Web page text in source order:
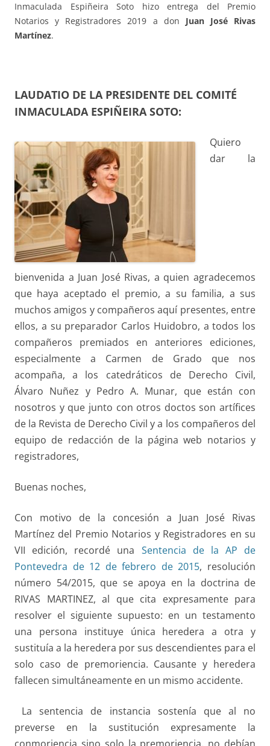
Inmaculada Espiñeira Soto hizo entrega del Premio
Notarios y Registradores 2019 a don Juan José Rivas
Martínez.
LAUDATIO DE LA PRESIDENTE DEL COMITÉ
INMACULADA ESPIÑEIRA SOTO:
Quiero
dar la
bienvenida a Juan José Rivas, a quien agradecemos
que haya aceptado el premio, a su familia, a sus
muchos amigos y compañeros aquí presentes, entre
ellos, a su preparador Carlos Huidobro, a todos los
compañeros premiados en anteriores ediciones,
especialmente a Carmen de Grado que nos
acompaña, a los catedráticos de Derecho Civil,
Álvaro Nuñez y Pedro A. Munar, que están con
nosotros y que junto con otros doctos son artífices
de la Revista de Derecho Civil y a los compañeros del
equipo de redacción de la página web notarios y
registradores,
Buenas noches,
Con motivo de la concesión a Juan José Rivas
Martínez del Premio Notarios y Registradores en su
VII edición, recordé una Sentencia de la AP de
Pontevedra de 12 de febrero de 2015, resolución
número 54/2015, que se apoya en la doctrina de
RIVAS MARTINEZ, al que cita expresamente para
resolver el siguiente supuesto: en un testamento
una persona instituye única heredera a otra y
sustituía a la heredera por sus descendientes para el
solo caso de premoriencia. Causante y heredera
fallecen simultáneamente en un mismo accidente.
La sentencia de instancia sostenía que al no
preverse en la sustitución expresamente la